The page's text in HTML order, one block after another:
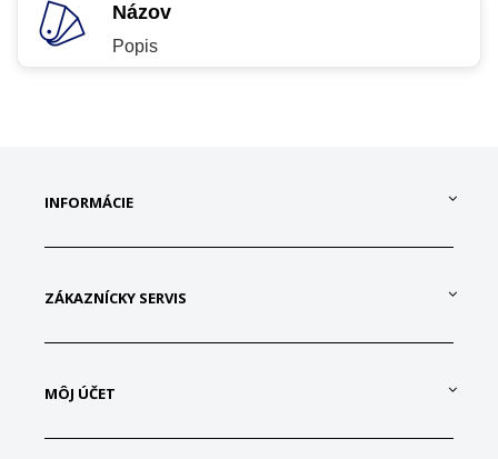
Názov
Popis
INFORMÁCIE
ZÁKAZNÍCKY SERVIS
MÔJ ÚČET